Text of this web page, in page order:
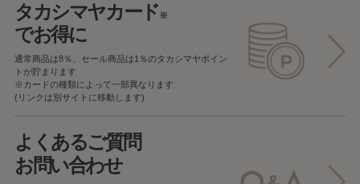
タカシマヤカード※
でお得に
通常商品は8％、セール商品は1％のタカシマヤポイン
トが貯まります
※カードの種類によって一部異なります
(リンクは別サイトに移動します)
よくあるご質問
お問い合わせ